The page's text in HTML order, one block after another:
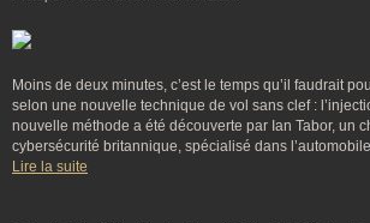
Moins de deux minutes, c’est le temps qu’il faudrait
selon une nouvelle technique de vol sans clef :
nouvelle méthode a été découverte par Ian Tabor, un
cybersécurité britannique, spécialisé dans
Lire la suite